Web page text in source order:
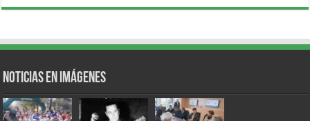
Noticias en Imágenes